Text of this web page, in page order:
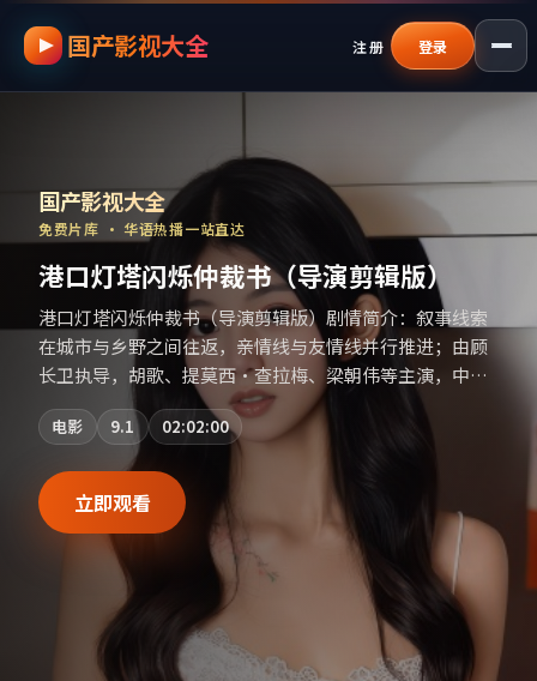
跳过导航，进入正文
国产影视大全 注册 登录
国产影视大全—
国产影视大全
免费片库 · 华语热播一站直达
港口灯塔闪烁仲裁书（导演剪辑版）
港口灯塔闪烁仲裁书（导演剪辑版）剧情简介：叙事线索
在城市与乡野之间往返，亲情线与友情线并行推进；由顾
长卫执导，胡歌、提莫西·查拉梅、梁朝伟等主演，中国
香港出品，喜剧类型，2021年上映 / 2021年1月9日于中国
香港地区院线首映，网络平台同步更新片源。若你偏爱节
奏不急躁、人物立体的作品，值得一看。（国产影视资源
大全免费条目索引，支持片名与演员交叉检索。）
电影 9.1 02:02:00
立即观看